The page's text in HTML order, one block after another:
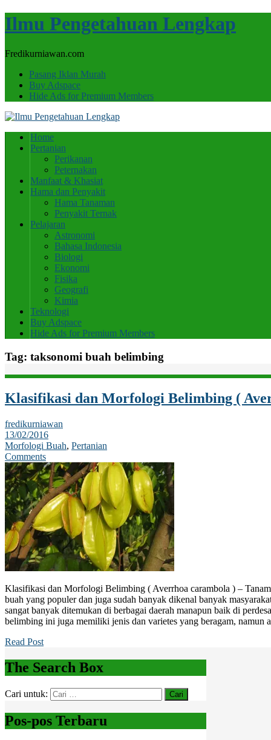
Ilmu Pengetahuan Lengkap
Fredikurniawan.com
Pasang Iklan Murah
Buy Adspace
Hide Ads for Premium Members
Home
Pertanian
Perikanan
Peternakan
Manfaat & Khasiat
Hama dan Penyakit
Hama Tanaman
Penyakit Ternak
Pelajaran
Astronomi
Bahasa Indonesia
Biologi
Ekonomi
Fisika
Geografi
Kimia
Teknologi
Buy Adspace
Hide Ads for Premium Members
Tag: taksonomi buah belimbing
Klasifikasi dan Morfologi Belimbing (
fredikurniawan
13/02/2016
Morfologi Buah, Pertanian
Comments
Klasifikasi dan Morfologi Belimbing ( Averrhoa carambola ) –
buah yang populer dan juga sudah banyak dikenal banyak
sangat banyak ditemukan di berbagai daerah manapun baik di
belimbing ini juga memiliki jenis dan varietes yang beragam,
Read Post
The Search Box
Cari untuk:
Pos-pos Terbaru